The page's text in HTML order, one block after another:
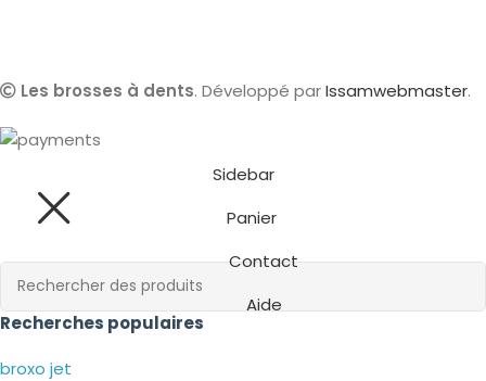
Les brosses à dents. Développé parIssamwebmaster.
Recherches populaires
broxo jet
Sidebar
Panier
Contact
Aide